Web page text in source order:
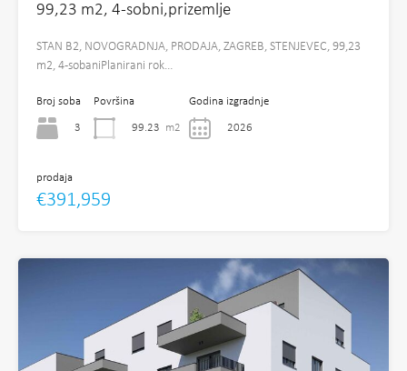
99,23 m2, 4-sobni,prizemlje
STAN B2, NOVOGRADNJA, PRODAJA, ZAGREB, STENJEVEC, 99,23
m2, 4-sobaniPlanirani rok…
Broj soba
3
Površina
99.23 m2
Godina izgradnje
2026
prodaja
€391,959